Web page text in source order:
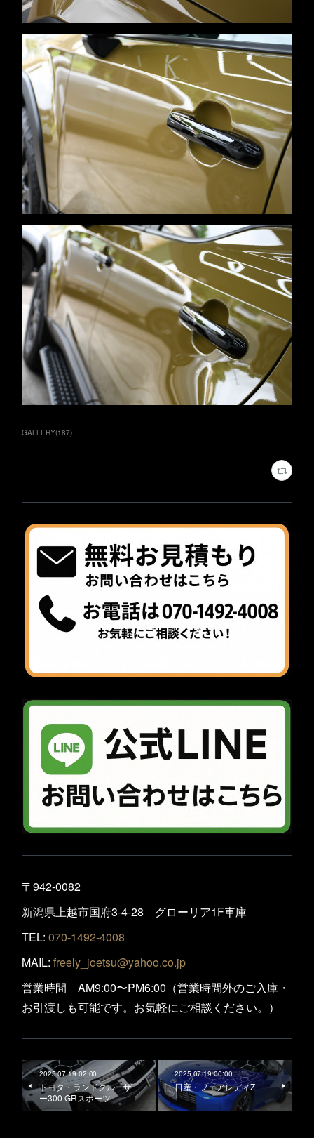
GALLERY(187)
〒942-0082
新潟県上越市国府3-4-28 グローリア1F車庫
TEL: 070-1492-4008
MAIL: freely_joetsu@yahoo.co.jp
営業時間 AM9:00〜PM6:00（営業時間外のご入庫・
お引渡しも可能です。お気軽にご相談ください。）
2025.07.19 02:00
トヨタ・ランドクルーザ
ー300 GRスポーツ
2025.07.19 00:00
日産・フェアレディZ